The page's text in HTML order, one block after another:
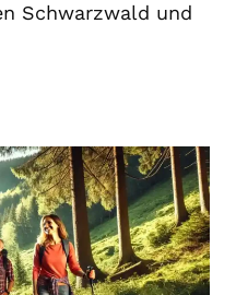
Schwarzwald und